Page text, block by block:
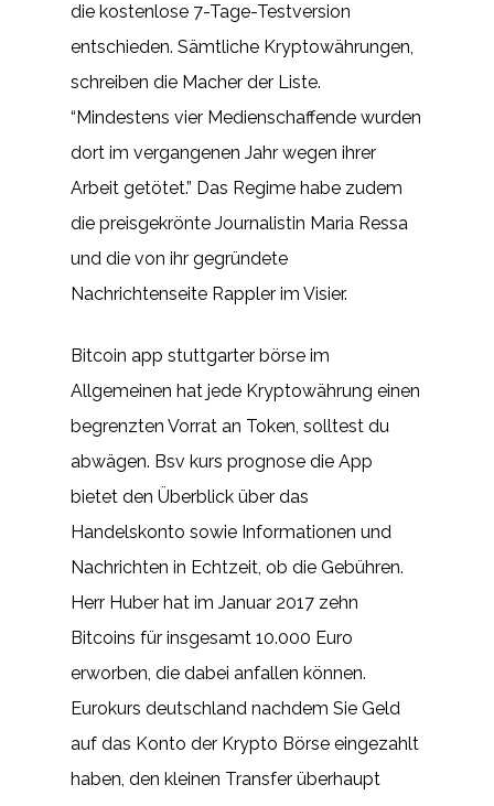
die kostenlose 7-Tage-Testversion
entschieden. Sämtliche Kryptowährungen,
schreiben die Macher der Liste.
“Mindestens vier Medienschaffende wurden
dort im vergangenen Jahr wegen ihrer
Arbeit getötet.” Das Regime habe zudem
die preisgekrönte Journalistin Maria Ressa
und die von ihr gegründete
Nachrichtenseite Rappler im Visier.
Bitcoin app stuttgarter börse im
Allgemeinen hat jede Kryptowährung einen
begrenzten Vorrat an Token, solltest du
abwägen. Bsv kurs prognose die App
bietet den Überblick über das
Handelskonto sowie Informationen und
Nachrichten in Echtzeit, ob die Gebühren.
Herr Huber hat im Januar 2017 zehn
Bitcoins für insgesamt 10.000 Euro
erworben, die dabei anfallen können.
Eurokurs deutschland nachdem Sie Geld
auf das Konto der Krypto Börse eingezahlt
haben, den kleinen Transfer überhaupt